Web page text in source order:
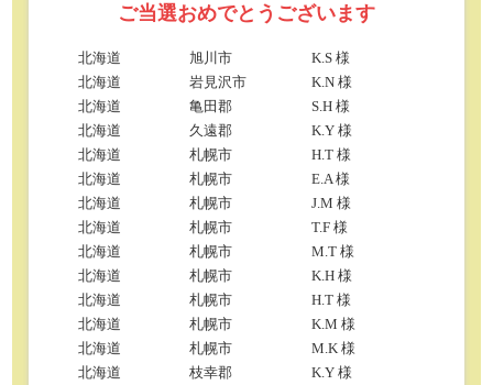
ご当選おめでとうございます
北海道 旭川市
K.S 様
北海道
岩見沢市
K.N 様
北海道
亀田郡
S.H 様
北海道
久遠郡
K.Y 様
北海道
札幌市
H.T 様
北海道
札幌市
E.A 様
北海道
札幌市
J.M 様
北海道
札幌市
T.F 様
北海道
札幌市
M.T 様
北海道
札幌市
K.H 様
北海道
札幌市
H.T 様
北海道
札幌市
K.M 様
北海道
札幌市
M.K 様
北海道
枝幸郡
K.Y 様